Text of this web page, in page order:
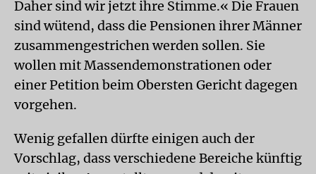
Daher sind wir jetzt ihre Stimme.« Die Frauen
sind wütend, dass die Pensionen ihrer Männer
zusammengestrichen werden sollen. Sie
wollen mit Massendemonstrationen oder
einer Petition beim Obersten Gericht dagegen
vorgehen.
Wenig gefallen dürfte einigen auch der
Vorschlag, dass verschiedene Bereiche künftig